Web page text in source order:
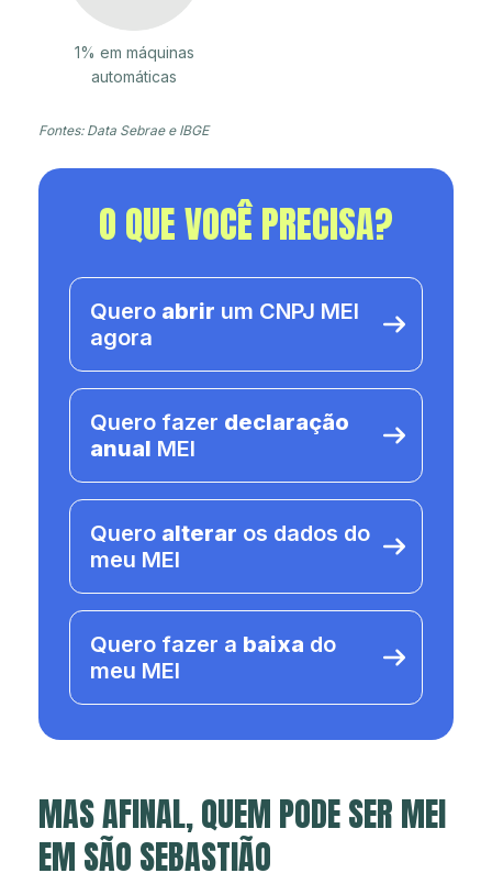
1% em máquinas
automáticas
Fontes: Data Sebrae e IBGE
O QUE VOCÊ PRECISA?
Quero abrir um CNPJ MEI
agora
Quero fazer declaração
anual MEI
Quero alterar os dados do
meu MEI
Quero fazer a baixa do
meu MEI
MAS AFINAL, QUEM PODE SER MEI
EM SÃO SEBASTIÃO